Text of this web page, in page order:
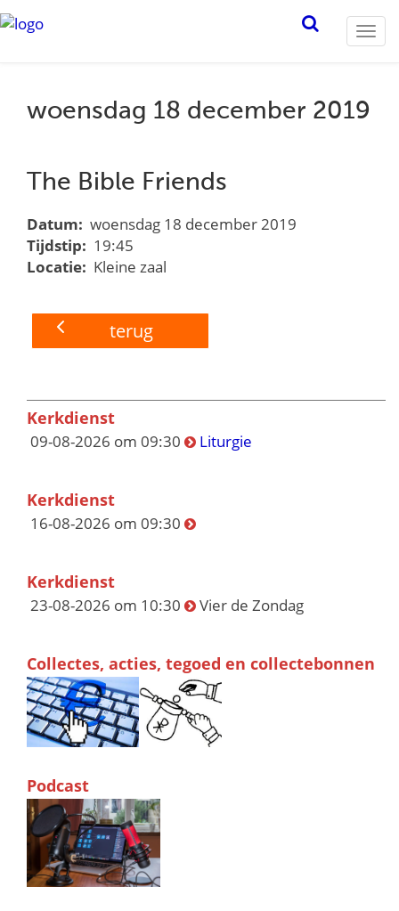
woensdag 18 december 2019
The Bible Friends
Datum: woensdag 18 december 2019
Tijdstip: 19:45
Locatie: Kleine zaal
terug
Kerkdienst
09-08-2026 om 09:30 Liturgie
Kerkdienst
16-08-2026 om 09:30
Kerkdienst
23-08-2026 om 10:30 Vier de Zondag
Collectes, acties, tegoed en collectebonnen
Podcast